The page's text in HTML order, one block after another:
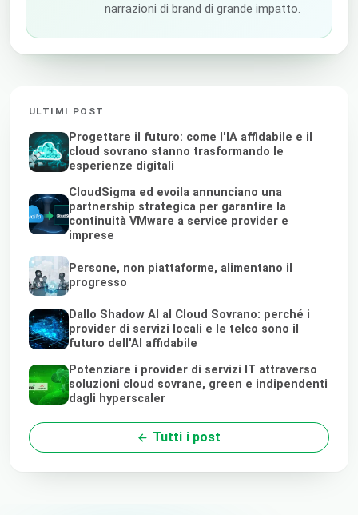
narrazioni di brand di grande impatto.
ULTIMI POST
Progettare il futuro: come l'IA affidabile e il
cloud sovrano stanno trasformando le
esperienze digitali
CloudSigma ed evoila annunciano una
partnership strategica per garantire la
continuità VMware a service provider e
imprese
Persone, non piattaforme, alimentano il
progresso
Dallo Shadow AI al Cloud Sovrano: perché i
provider di servizi locali e le telco sono il
futuro dell'AI affidabile
Potenziare i provider di servizi IT attraverso
soluzioni cloud sovrane, green e indipendenti
dagli hyperscaler
Tutti i post